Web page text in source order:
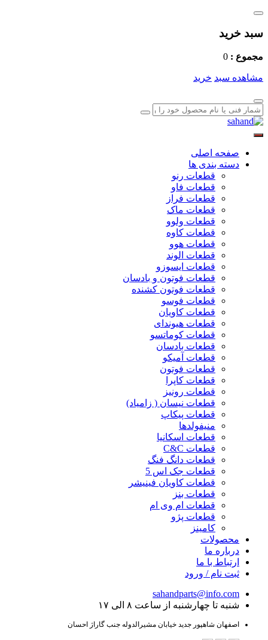
سبد خرید
مجموع : 0
مشاهده سبد خرید
صفحه اصلی
دسته بندی ها
قطعات رنو
قطعات فاو
قطعات فراز
قطعات ماک
قطعات ولوو
قطعات کاوه
قطعات هوو
قطعات الوند
قطعات ایسوزو
قطعات فوتون و بادسان
قطعات فوتون کشنده
قطعات فوسو
قطعات کاویان
قطعات هیوندای
قطعات کوماتسو
قطعات بادسان
قطعات آمیکو
قطعات فوتون
قطعات کاپرا
قطعات رونیز
قطعات نیسان ( زامیاد)
قطعات پیکاپ
منیفولدها
قطعات اسکانیا
قطعات C&C
قطعات دانگ فنگ
قطعات جک اس 5
قطعات کاویان فینیشر
قطعات بنز
قطعات ام وی ام
قطعات پژو
کامینز
محصولات
درباره ما
ارتباط با ما
ثبت نام / ورود
sahandparts@info.com
شنبه تا چهارشنبه از ساعت ۸ الی ۱۷
اصفهان شاهپور جدید خیابان مشیرالدوله جنب گاراژ احسان